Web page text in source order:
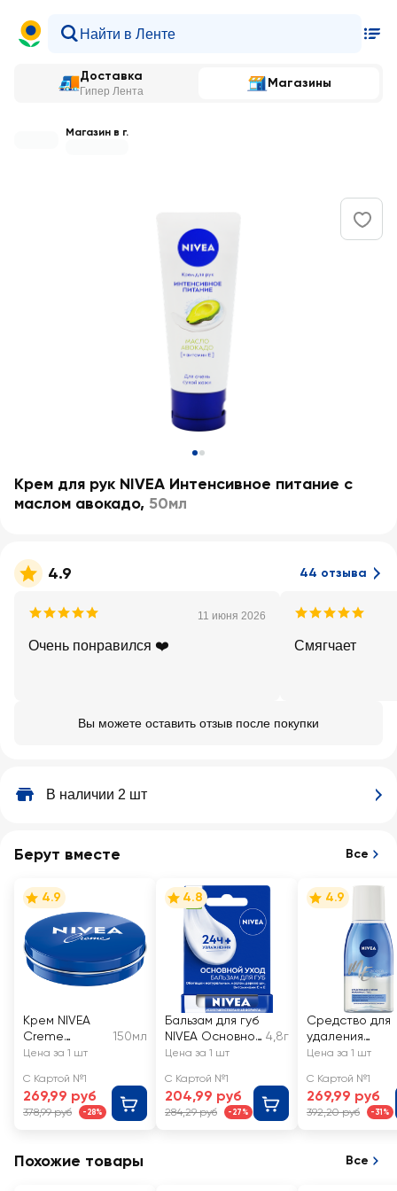
Доставка
Гипер Лента
Магазины
Магазин в г.
Крем для рук NIVEA Интенсивное питание с
маслом авокадо, 50мл
4.9 44 отзыва
11 июня 2026
Очень понравился ❤️ Смягчает
Вы можете оставить отзыв после покупки
В наличии 2 шт
Берут вместе Все
4.9
Крем NIVEA
Creme
универсальны
увлажняющий
с пантенолом
150мл
Цена за 1 шт
С Картой №1
269,99 руб
378,99 руб -28%
4.8
Бальзам для губ
NIVEA Основной
уход с маслом
витаминами С и
Е
4,8г
Цена за 1 шт
С Картой №1
204,99 руб
284,29 руб -27%
4.9
Средство для
удаления
макияжа с
Двойной
эффект
Цена за 1 шт
С Картой №1
269,99 руб
392,20 руб -31%
Похожие товары Все